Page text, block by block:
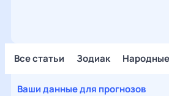
Все статьи Зодиак
Ваши данные для прогнозов